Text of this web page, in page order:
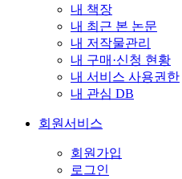
내 책장
내 최근 본 논문
내 저작물관리
내 구매·신청 현황
내 서비스 사용권한
내 관심 DB
회원서비스
회원가입
로그인